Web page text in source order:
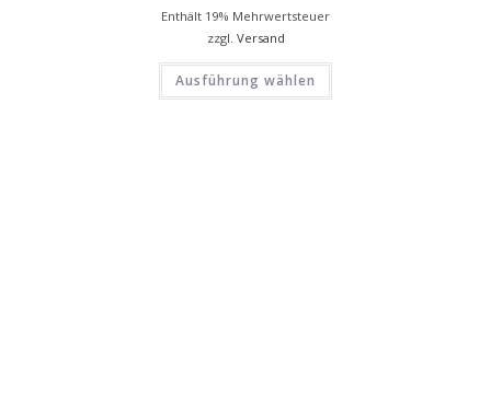
Enthält 19% Mehrwertsteuer
zzgl. Versand
Ausführung wählen